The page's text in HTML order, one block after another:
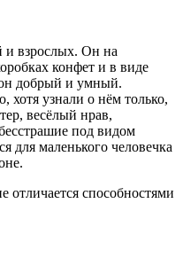
и взрослых. Он на
конфет и в виде
добрый и умный.
хотя узнали о нём только,
весёлый нрав,
под видом
для маленького человечка
отличается способностями